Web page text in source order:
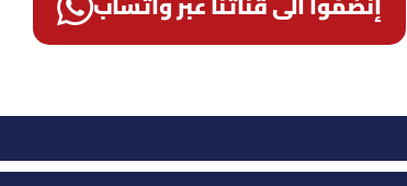
إنضمّوا الى قناتنا عبر واتساب